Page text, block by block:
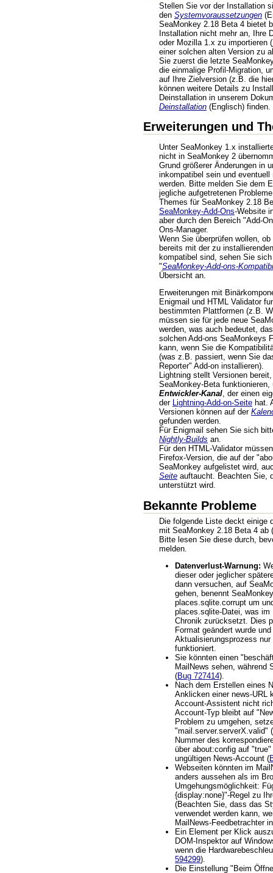
Stellen Sie vor der Installation
den Systemvoraussetzungen
SeaMonkey 2.18 Beta 4 bietet
Installation nicht mehr an, Ihre
oder Mozilla 1.x zu importieren (
einer solchen alten Version zu
Sie zuerst die letzte
die einmalige Profil-Migration,
auf Ihre Zielversion (z.B. die
können weitere Details zu
Deinstallation in unserem
Deinstallation (Englisch) finden.
Erweiterungen und
Unter SeaMonkey 1.x
nicht in SeaMonkey 2
Grund größerer Änderungen in
inkompatibel sein und
werden. Bitte melden Sie dem
jegliche aufgetretenen
Themes für SeaMonkey 2.18
SeaMonkey-Add-Ons-Website
aber durch den Bereich "Add-
Ons-Manager.
Wenn Sie überprüfen wollen,
bereits mit der zu
kompatibel sind, sehen Sie
"SeaMonkey-Add-ons-
Übersicht an.
Erweiterungen mit
Enigmail und HTML Validator
bestimmten Plattformen (z.B.
müssen sie für jede neue
werden, was auch bedeutet,
solchen Add-ons SeaMonkeys
kann, wenn Sie die
(was z.B. passiert, wenn Sie
Reporter" Add-on installieren).
Lightning stellt Versionen
SeaMonkey-Beta funktionieren,
Entwickler-Kanal, der einen
der Lightning-Add-on-Seite hat.
Versionen können auf der
gefunden werden.
Für Enigmail sehen Sie sich
Nightly-Builds an.
Für den HTML-Validator
Firefox-Version, die auf der
SeaMonkey aufgelistet wird,
Seite auftaucht. Beachten Sie,
unterstützt wird.
Bekannte Probleme
Die folgende Liste deckt einige
mit SeaMonkey 2.18 Beta 4 ab
Bitte lesen Sie diese durch,
melden.
Datenverlust-Warnung:
dieser oder jeglicher
dann versuchen, auf
gehen, benennt
places.sqlite.corrupt um
places.sqlite-Datei, was im
Chronik zurücksetzt. Dies
Format geändert wurde und
Aktualisierungsprozess
funktioniert.
Sie könnten einen
MailNews sehen, während
(Bug 727414).
Nach dem Erstellen eines
Anklicken einer news-URL
Account-Assistent nicht
Account-Typ bleibt auf
Problem zu umgehen,
"mail.server.serverX.valid"
Nummer des
über about:config auf
ungültigen News-Account (
Webseiten könnten im
anders aussehen als im
Umgehungsmöglichkeit:
{display:none}"-Regel zu
(Beachten Sie, dass das
verwendet werden kann,
MailNews-Feedbetrachter
Ein Element per Klick
DOM-Inspektor auf
wenn die
594299).
Die Einstellung "Beim